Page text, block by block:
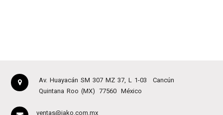
Av. Huayacán SM 307 MZ 37, L 1-03
Cancún
Quintana Roo (MX)
77560 México
ventas@jako.com.mx